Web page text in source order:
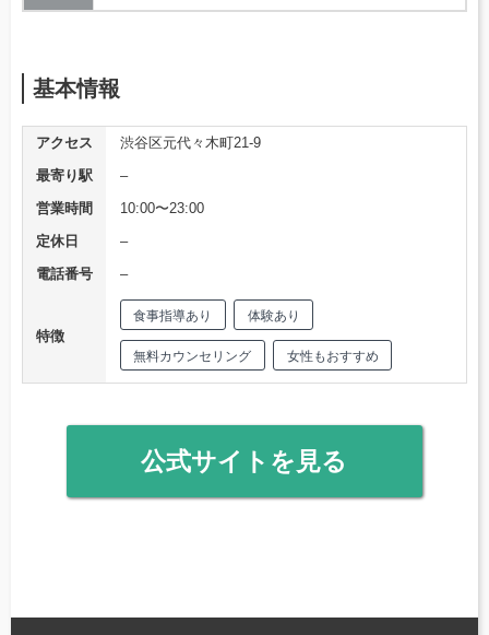
基本情報
アクセス
渋谷区元代々木町21-9
最寄り駅
–
営業時間
10:00〜23:00
定休日
–
電話番号
–
特徴
食事指導あり 体験あり
無料カウンセリング 女性もおすすめ
公式サイトを見る